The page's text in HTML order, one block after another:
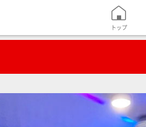
トップ